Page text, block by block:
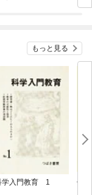
もっと見る
学入門教育 1
仮